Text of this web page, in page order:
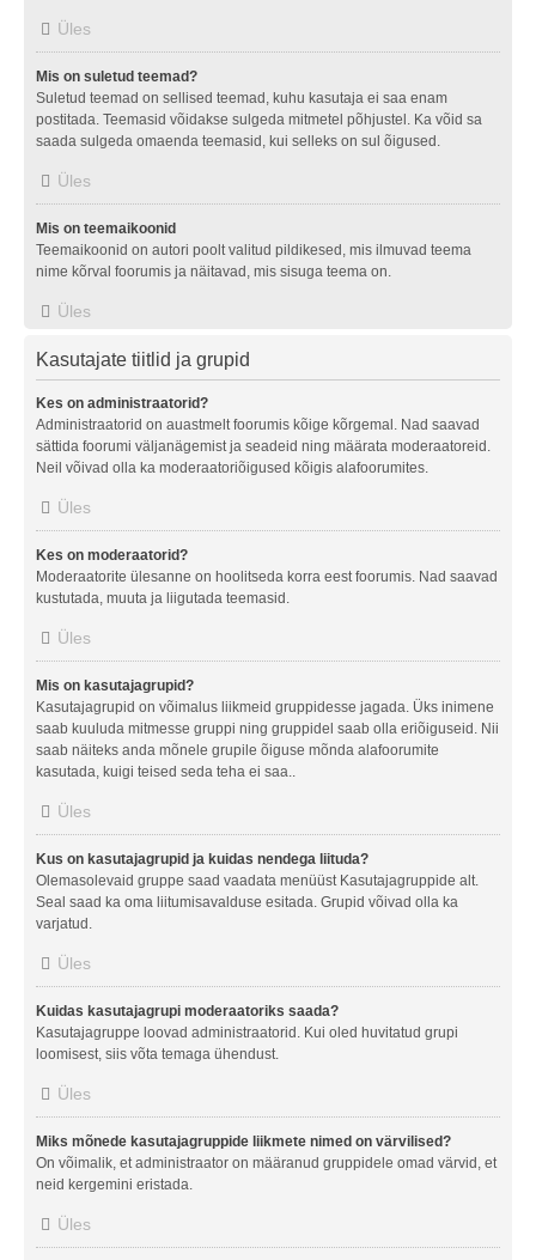
Üles
Mis on suletud teemad?
Suletud teemad on sellised teemad, kuhu kasutaja ei saa enam
postitada. Teemasid võidakse sulgeda mitmetel põhjustel. Ka võid sa
saada sulgeda omaenda teemasid, kui selleks on sul õigused.
Üles
Mis on teemaikoonid
Teemaikoonid on autori poolt valitud pildikesed, mis ilmuvad teema
nime kõrval foorumis ja näitavad, mis sisuga teema on.
Üles
Kasutajate tiitlid ja grupid
Kes on administraatorid?
Administraatorid on auastmelt foorumis kõige kõrgemal. Nad saavad
sättida foorumi väljanägemist ja seadeid ning määrata moderaatoreid.
Neil võivad olla ka moderaatoriõigused kõigis alafoorumites.
Üles
Kes on moderaatorid?
Moderaatorite ülesanne on hoolitseda korra eest foorumis. Nad saavad
kustutada, muuta ja liigutada teemasid.
Üles
Mis on kasutajagrupid?
Kasutajagrupid on võimalus liikmeid gruppidesse jagada. Üks inimene
saab kuuluda mitmesse gruppi ning gruppidel saab olla eriõiguseid. Nii
saab näiteks anda mõnele grupile õiguse mõnda alafoorumite
kasutada, kuigi teised seda teha ei saa..
Üles
Kus on kasutajagrupid ja kuidas nendega liituda?
Olemasolevaid gruppe saad vaadata menüüst Kasutajagruppide alt.
Seal saad ka oma liitumisavalduse esitada. Grupid võivad olla ka
varjatud.
Üles
Kuidas kasutajagrupi moderaatoriks saada?
Kasutajagruppe loovad administraatorid. Kui oled huvitatud grupi
loomisest, siis võta temaga ühendust.
Üles
Miks mõnede kasutajagruppide liikmete nimed on värvilised?
On võimalik, et administraator on määranud gruppidele omad värvid, et
neid kergemini eristada.
Üles